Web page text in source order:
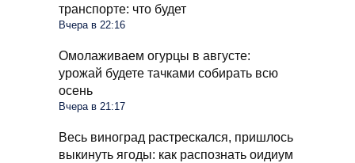
транспорте: что будет
Вчера в 22:16
Омолаживаем огурцы в августе:
урожай будете тачками собирать всю
осень
Вчера в 21:17
Весь виноград растрескался, пришлось
выкинуть ягоды: как распознать оидиум